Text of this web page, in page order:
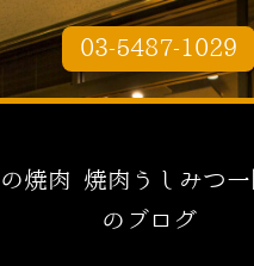
03-5487-1029
の焼肉 焼肉うしみつ
のブログ